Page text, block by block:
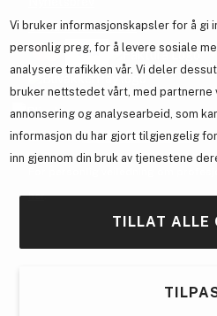
Vi bruker informasjonskapsler for å gi
personlig preg, for å levere sosiale
analysere trafikken vår. Vi deler
bruker nettstedet vårt, med partnerne
annonsering og analysearbeid, som
informasjon du har gjort tilgjengelig
inn gjennom din bruk av tjenestene
TILLAT ALLE
Samarbeid med oss
En del avBrandsdal Group AS
her.